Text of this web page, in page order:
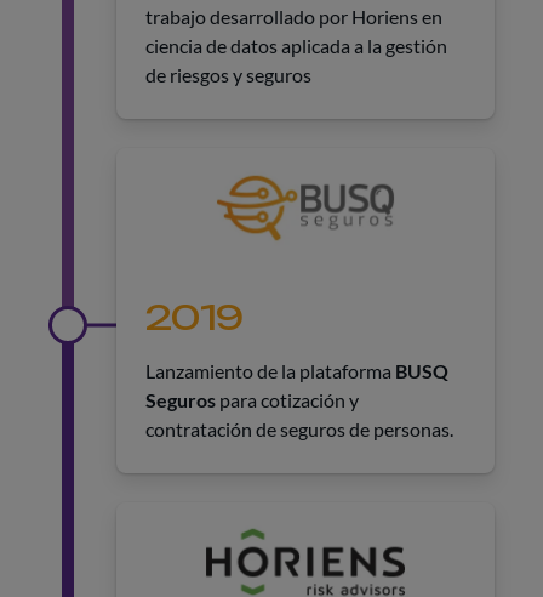
trabajo desarrollado por Horiens en
ciencia de datos aplicada a la gestión
de riesgos y seguros
2019
Lanzamiento de la plataforma BUSQ
Seguros para cotización y
contratación de seguros de personas.